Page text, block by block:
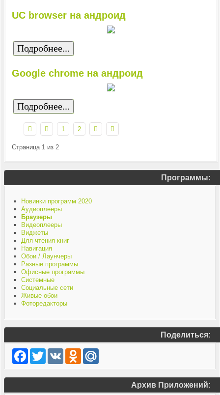
UC browser на андроид
Подробнее...
Google chrome на андроид
Подробнее...
1 2
Страница 1 из 2
Программы:
Новинки программ 2020
Аудиоплееры
Браузеры
Видеоплееры
Виджеты
Для чтения книг
Навигация
Обои / Лаунчеры
Разные программы
Офисные программы
Системные
Социальные сети
Живые обои
Фоторедакторы
Поделиться:
Facebook
TwitterVK Odnoklassniki
Mail.Ru
Архив Приложений: